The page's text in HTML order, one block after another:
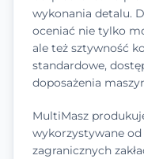
wykonania detalu.
oceniać nie tylko
ale też sztywność
standardowe,
doposażenia
MultiMasz
wykorzystywane
zagranicznych